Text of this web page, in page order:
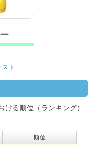
スト
ける順位（ランキング）
順位